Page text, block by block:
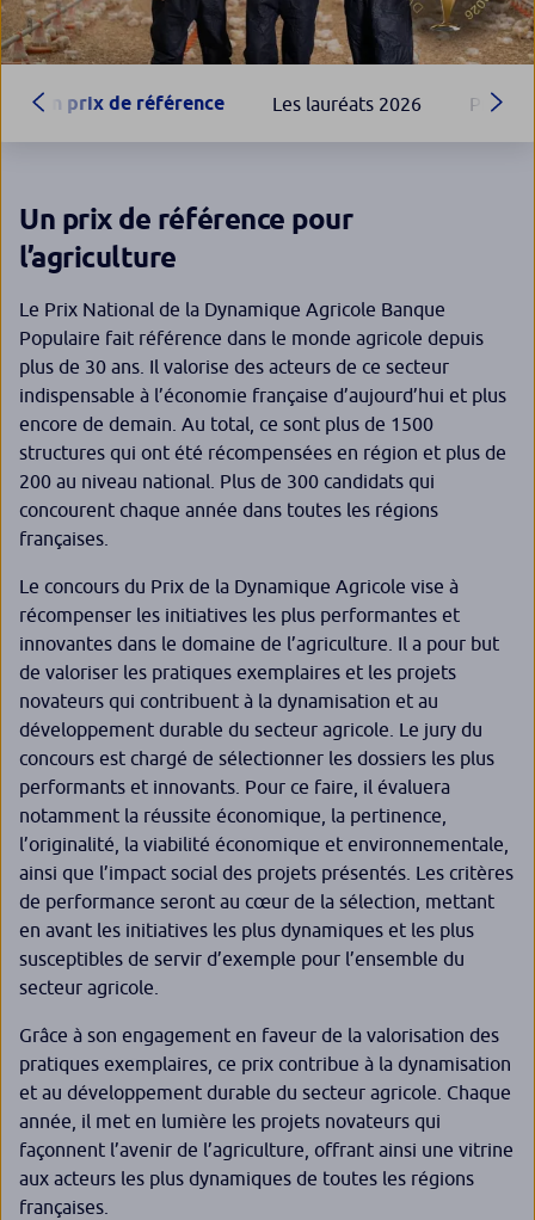
Un prix de référence Les lauréats 2026
Un prix de référence pour
l’agriculture
Le Prix National de la Dynamique Agricole Banque
Populaire fait référence dans le monde agricole depuis
plus de 30 ans. Il valorise des acteurs de ce secteur
indispensable à l’économie française d’aujourd’hui et plus
encore de demain. Au total, ce sont plus de 1500
structures qui ont été récompensées en région et plus de
200 au niveau national. Plus de 300 candidats qui
concourent chaque année dans toutes les régions
françaises.
Le concours du Prix de la Dynamique Agricole vise à
récompenser les initiatives les plus performantes et
innovantes dans le domaine de l’agriculture. Il a pour but
de valoriser les pratiques exemplaires et les projets
novateurs qui contribuent à la dynamisation et au
développement durable du secteur agricole. Le jury du
concours est chargé de sélectionner les dossiers les plus
performants et innovants. Pour ce faire, il évaluera
notamment la réussite économique, la pertinence,
l’originalité, la viabilité économique et environnementale,
ainsi que l’impact social des projets présentés. Les critères
de performance seront au cœur de la sélection, mettant
en avant les initiatives les plus dynamiques et les plus
susceptibles de servir d’exemple pour l’ensemble du
secteur agricole.
Grâce à son engagement en faveur de la valorisation des
pratiques exemplaires, ce prix contribue à la dynamisation
et au développement durable du secteur agricole. Chaque
année, il met en lumière les projets novateurs qui
façonnent l’avenir de l’agriculture, offrant ainsi une vitrine
aux acteurs les plus dynamiques de toutes les régions
françaises.